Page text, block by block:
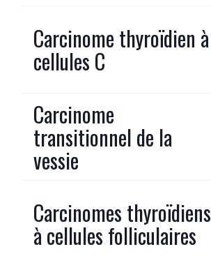
Carcinome thyroïdien à
cellules C
Carcinome
transitionnel de la
vessie
Carcinomes thyroïdiens
à cellules folliculaires